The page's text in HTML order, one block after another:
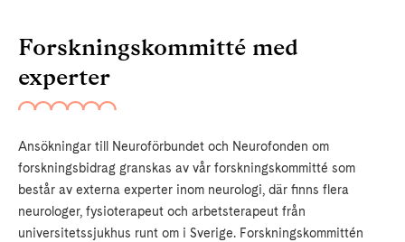
Forskningskommitté med
experter
Ansökningar till Neuroförbundet och Neurofonden om
forskningsbidrag granskas av vår forskningskommitté som
består av externa experter inom neurologi, där finns flera
neurologer, fysioterapeut och arbetsterapeut från
universitetssjukhus runt om i Sverige. Forskningskommittén